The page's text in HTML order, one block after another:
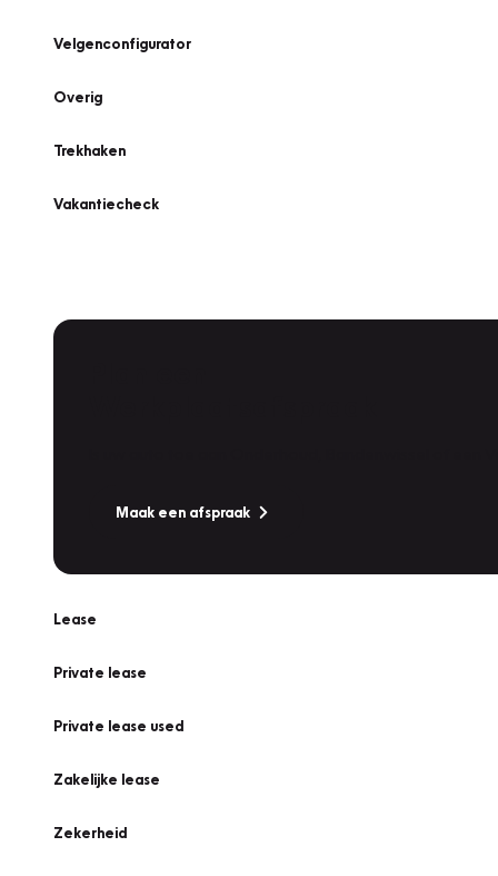
Velgenconfigurator
Overig
Trekhaken
Vakantiecheck
Maak een afspraak
Lease
Private lease
Private lease used
Zakelijke lease
Zekerheid